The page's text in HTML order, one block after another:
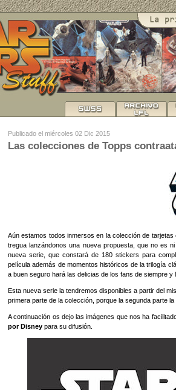
Publicado el miércoles 02 Dic 2015
Las colecciones de Topps
Aún estamos todos inmersos en la colección de tarjetas
tregua lanzándonos una nueva propuesta, que no es
nueva serie, que constará de 180 stickers para
película además de momentos históricos de la trilogía
a buen seguro hará las delicias de los fans de siempre y
Esta nueva serie la tendremos disponibles a partir del
primera parte de la colección, porque la segunda parte
A continuación os dejo las imágenes que nos ha
por Disney para su difusión.